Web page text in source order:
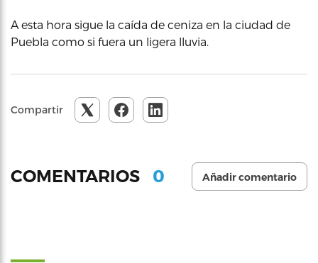
A esta hora sigue la caída de ceniza en la ciudad de
Puebla como si fuera un ligera lluvia.
Compartir
COMENTARIOS 0 Añadir comentario